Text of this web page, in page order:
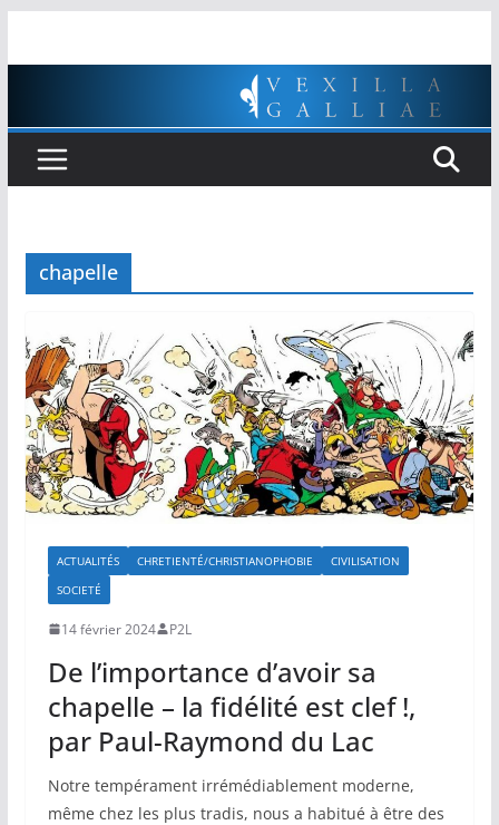
chapelle
ACTUALITÉS CHRETIENTÉ/CHRISTIANOPHOBIE
CIVILISATION
SOCIETÉ
14 février 2024 P2L
De l’importance d’avoir sa
chapelle – la fidélité est clef !,
par Paul-Raymond du Lac
Notre tempérament irrémédiablement moderne,
même chez les plus tradis, nous a habitué à être des